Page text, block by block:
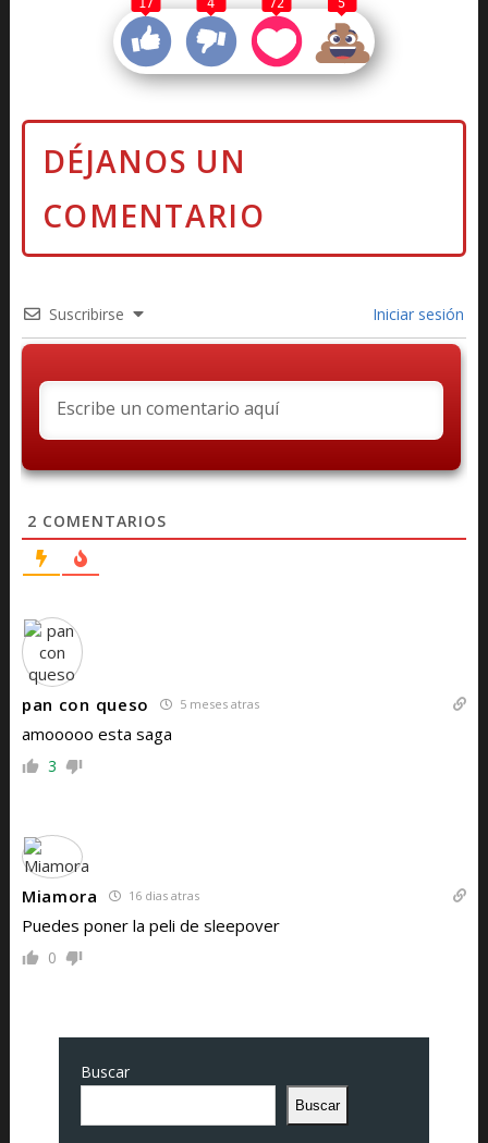
17 4 72 5
Suscribirse Iniciar sesión
2 COMENTARIOS
pan con queso 5 meses atras
amooooo esta saga
3
Miamora 16 dias atras
Puedes poner la peli de sleepover
0
Buscar
Buscar